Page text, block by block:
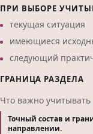
ПРИ ВЫБОРЕ
текущая ситуация
имеющиеся
следующий
ГРАНИЦА РАЗДЕЛА
Что важно учитывать
Точный состав и
направлении.